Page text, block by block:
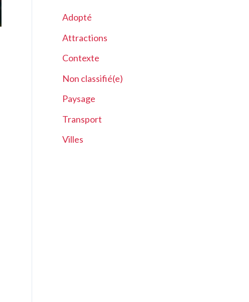
Adopté
Attractions
Contexte
Non classifié(e)
Paysage
Transport
Villes